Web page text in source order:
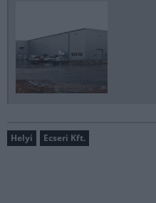
Helyi Ecseri Kft.